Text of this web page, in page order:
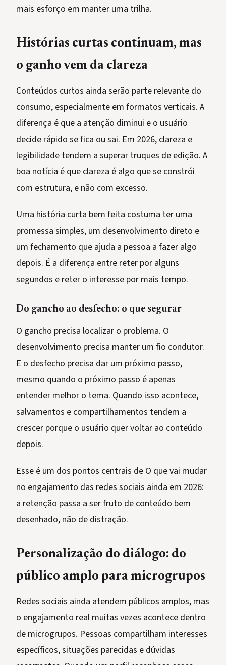
mais esforço em manter uma trilha.
Histórias curtas continuam, mas
o ganho vem da clareza
Conteúdos curtos ainda serão parte relevante do
consumo, especialmente em formatos verticais. A
diferença é que a atenção diminui e o usuário
decide rápido se fica ou sai. Em 2026, clareza e
legibilidade tendem a superar truques de edição. A
boa notícia é que clareza é algo que se constrói
com estrutura, e não com excesso.
Uma história curta bem feita costuma ter uma
promessa simples, um desenvolvimento direto e
um fechamento que ajuda a pessoa a fazer algo
depois. É a diferença entre reter por alguns
segundos e reter o interesse por mais tempo.
Do gancho ao desfecho: o que segurar
O gancho precisa localizar o problema. O
desenvolvimento precisa manter um fio condutor.
E o desfecho precisa dar um próximo passo,
mesmo quando o próximo passo é apenas
entender melhor o tema. Quando isso acontece,
salvamentos e compartilhamentos tendem a
crescer porque o usuário quer voltar ao conteúdo
depois.
Esse é um dos pontos centrais de O que vai mudar
no engajamento das redes sociais ainda em 2026:
a retenção passa a ser fruto de conteúdo bem
desenhado, não de distração.
Personalização do diálogo: do
público amplo para microgrupos
Redes sociais ainda atendem públicos amplos, mas
o engajamento real muitas vezes acontece dentro
de microgrupos. Pessoas compartilham interesses
específicos, situações parecidas e dúvidas